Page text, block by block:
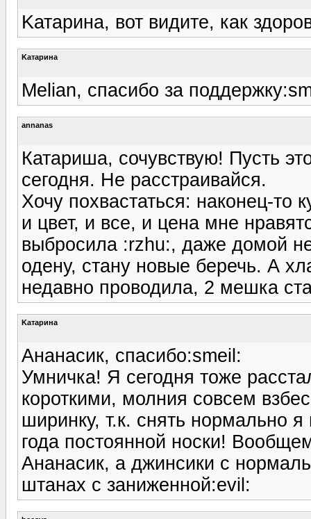
Kатарина, вот видите, как
Kатарина
Melian, спасибо за
annanas
Катариша, сочувствую! Пусть
сегодня. Не расстраивайся.
Хочу похвастаться: наконец-то
и цвет, и все, и цена мне
выбросила :rzhu:, даже домой
одену, стану новые беречь. А
недавно проводила, 2 мешка
Kатарина
Ананасик, спасибо:smeil:
Умничка! Я сегодня тоже
короткими, молния совсем
ширинку, т.к. снять нормально
года постоянной носки!
Ананасик, а джинсики с
штанах с заниженной:evil: